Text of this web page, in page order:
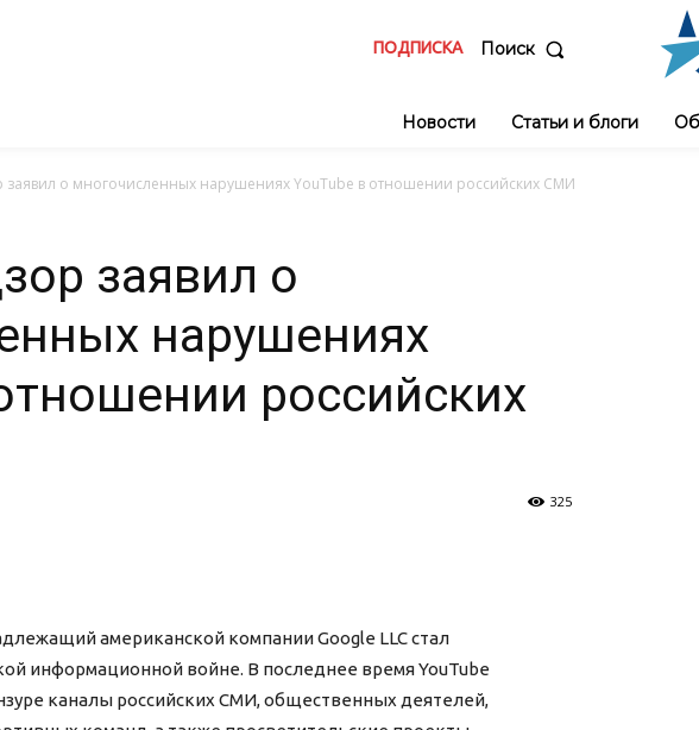
ПОДПИСКА Поиск
Новости Статьи и блоги
заявил о многочисленных нарушениях YouTube в отношении российских СМИ
заявил о
нарушениях
российских
325
американской компании Google LLC стал
информационной войне. В последнее время YouTube
каналы российских СМИ, общественных деятелей,